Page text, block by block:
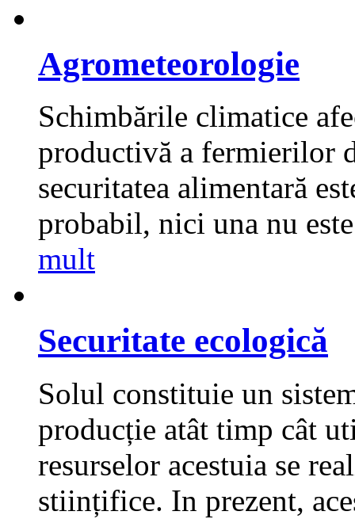
Agrometeorologie
Schimbările climatice
productivă a fermierilor
securitatea alimentară
probabil, nici una nu
mult
Securitate ecologică
Solul constituie un
producție atât timp cât
resurselor acestuia se
stiințifice. In prezent,